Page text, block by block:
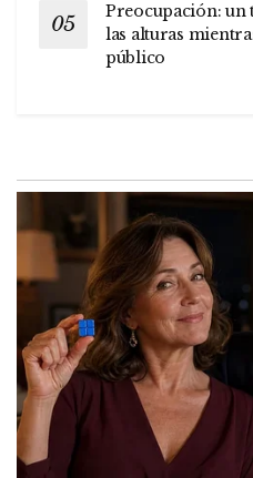
Preocupación: un
las alturas
público